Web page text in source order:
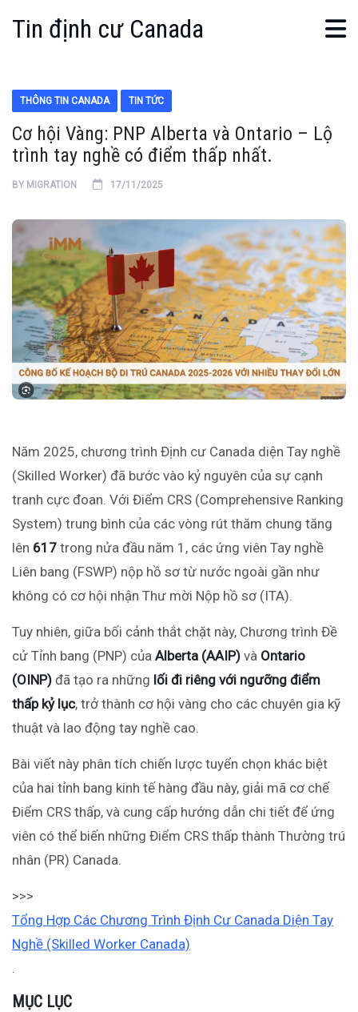
Tin định cư Canada
THÔNG TIN CANADA TIN TỨC
Cơ hội Vàng: PNP Alberta và Ontario – Lộ
trình tay nghề có điểm thấp nhất.
BY MIGRATION 17/11/2025
Năm 2025, chương trình Định cư Canada diện Tay nghề
(Skilled Worker) đã bước vào kỷ nguyên của sự cạnh
tranh cực đoan. Với Điểm CRS (Comprehensive Ranking
System) trung bình của các vòng rút thăm chung tăng
lên 617 trong nửa đầu năm 1 , các ứng viên Tay nghề
Liên bang (FSWP) nộp hồ sơ từ nước ngoài gần như
không có cơ hội nhận Thư mời Nộp hồ sơ (ITA).
Tuy nhiên, giữa bối cảnh thắt chặt này, Chương trình Đề
cử Tỉnh bang (PNP) của Alberta (AAIP) và Ontario
(OINP) đã tạo ra những lối đi riêng với ngưỡng điểm
thấp kỷ lục, trở thành cơ hội vàng cho các chuyên gia kỹ
thuật và lao động tay nghề cao.
Bài viết này phân tích chiến lược tuyển chọn khác biệt
của hai tỉnh bang kinh tế hàng đầu này, giải mã cơ chế
Điểm CRS thấp, và cung cấp hướng dẫn chi tiết để ứng
viên có thể biến những Điểm CRS thấp thành Thường trú
nhân (PR) Canada.
>>>
Tổng Hợp Các Chương Trình Định Cư Canada Diện Tay
Nghề (Skilled Worker Canada)
.
MỤC LỤC